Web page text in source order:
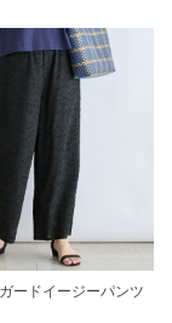
ードイージーパンツ